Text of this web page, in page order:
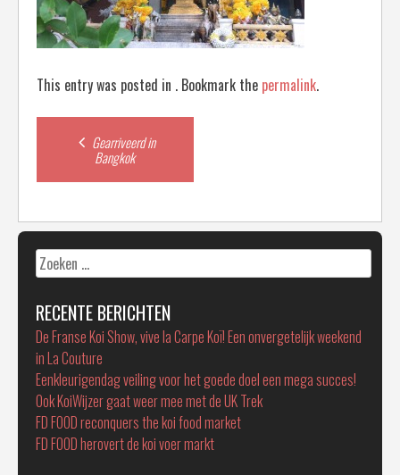
This entry was posted in . Bookmark the permalink.
Post
navigation
Gearriveerd in
Bangkok
Zoeken
naar:
RECENTE BERICHTEN
De Franse Koi Show, vive la Carpe Koï! Een onvergetelijk weekend
in La Couture
Eenkleurigendag veiling voor het goede doel een mega succes!
Ook KoiWijzer gaat weer mee met de UK Trek
FD FOOD reconquers the koi food market
FD FOOD herovert de koi voer markt